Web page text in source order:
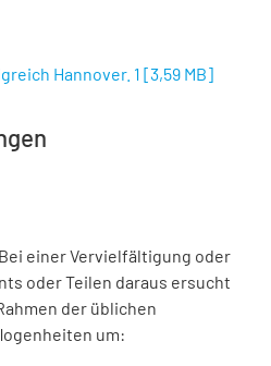
Hannover. 1 [3,59 MB]
einer Vervielfältigung oder
oder Teilen daraus ersucht
der üblichen
um: